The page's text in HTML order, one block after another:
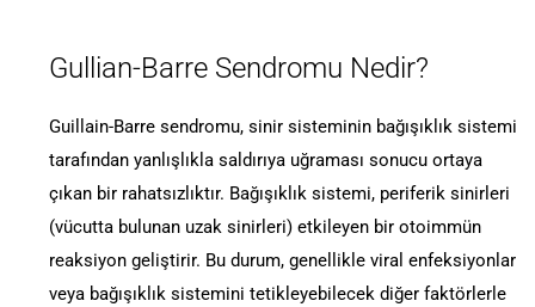
Gullian-Barre Sendromu Nedir?
Guillain-Barre sendromu, sinir sisteminin bağışıklık sistemi
tarafından yanlışlıkla saldırıya uğraması sonucu ortaya
çıkan bir rahatsızlıktır. Bağışıklık sistemi, periferik sinirleri
(vücutta bulunan uzak sinirleri) etkileyen bir otoimmün
reaksiyon geliştirir. Bu durum, genellikle viral enfeksiyonlar
veya bağışıklık sistemini tetikleyebilecek diğer faktörlerle